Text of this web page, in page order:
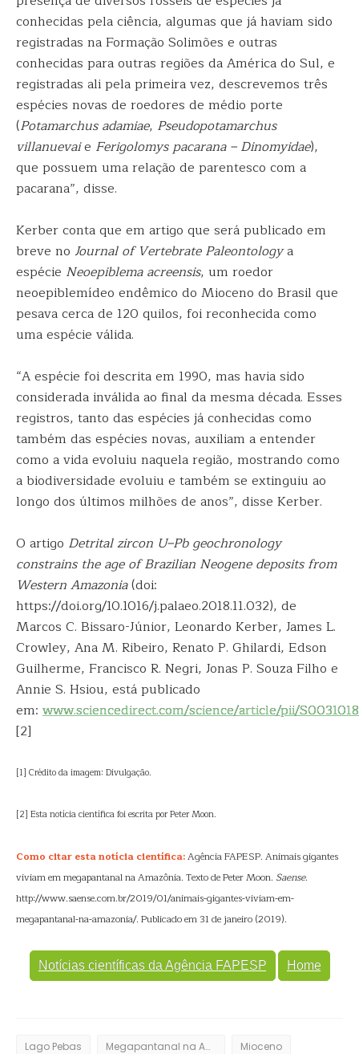
conhecidas pela ciência, algumas que já haviam sido
registradas na Formação Solimões e outras
conhecidas para outras regiões da América do Sul, e
registradas ali pela primeira vez, descrevemos três
espécies novas de roedores de médio porte
(Potamarchus adamiae, Pseudopotamarchus
villanuevaie Ferigolomys pacarana – Dinomyidae),
que possuem uma relação de parentesco com a
pacarana”, disse.
Kerber conta que em artigo que será publicado em
breve no Journal of Vertebrate Paleontologya
espécie Neoepiblema acreensis, um roedor
neoepiblemídeo endêmico do Mioceno do Brasil que
pesava cerca de 120 quilos, foi reconhecida como
uma espécie válida.
“A espécie foi descrita em 1990, mas havia sido
considerada inválida ao final da mesma década. Esses
registros, tanto das espécies já conhecidas como
também das espécies novas, auxiliam a entender
como a vida evoluiu naquela região, mostrando como
a biodiversidade evoluiu e também se extinguiu ao
longo dos últimos milhões de anos”, disse Kerber.
O artigo Detrital zircon U–Pb geochronology
constrains the age of Brazilian Neogene deposits from
Western Amazonia(doi:
https://doi.org/10.1016/j.palaeo.2018.11.032), de
Marcos C. Bissaro-Júnior, Leonardo Kerber, James L.
Crowley, Ana M. Ribeiro, Renato P. Ghilardi, Edson
Guilherme, Francisco R. Negri, Jonas P. Souza Filho e
Annie S. Hsiou, está publicado
em: www.sciencedirect.com/science/article/pii/
[2]
[1] Crédito da imagem: Divulgação.
[2] Esta notícia científica foi escrita por Peter Moon.
Como citar esta notícia científica:Agência FAPESP. Animais gigantes
viviam em megapantanal na Amazônia. Texto de Peter Moon. Saense.
http://www.saense.com.br/2019/01/animais-gigantes-viviam-em-
megapantanal-na-amazonia/. Publicado em 31 de janeiro (2019).
Notícias científicas da Agência FAPESP Home
Lago Pebas Megapantanal na Amazônia Mioceno